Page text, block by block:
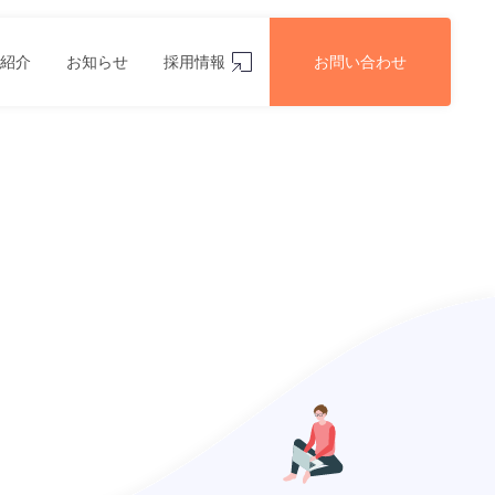
介 お知らせ 採用情報 お問い合わせ